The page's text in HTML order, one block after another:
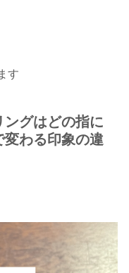
す
ングはどの指に
わる印象の違